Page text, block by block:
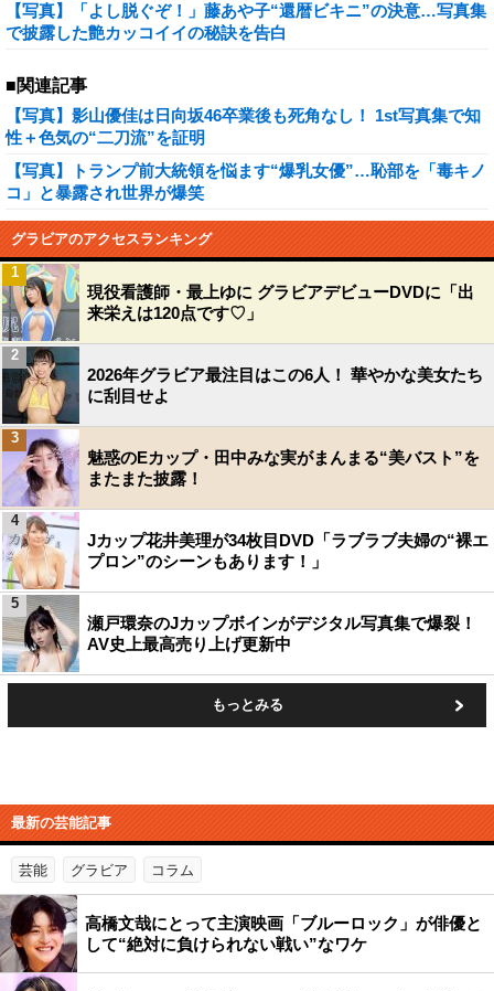
【写真】「よし脱ぐぞ！」藤あや子“還暦ビキニ”の決意…写真集
で披露した艶カッコイイの秘訣を告白
■関連記事
【写真】影山優佳は日向坂46卒業後も死角なし！ 1st写真集で知
性＋色気の“二刀流”を証明
【写真】トランプ前大統領を悩ます“爆乳女優”…恥部を「毒キノ
コ」と暴露され世界が爆笑
グラビアのアクセスランキング
現役看護師・最上ゆに グラビアデビューDVDに「出
来栄えは120点です♡」
1
2026年グラビア最注目はこの6人！ 華やかな美女たち
に刮目せよ
2
魅惑のEカップ・田中みな実がまんまる“美バスト”を
またまた披露！
3
Jカップ花井美理が34枚目DVD「ラブラブ夫婦の“裸エ
プロン”のシーンもあります！」
4
瀬戸環奈のJカップボインがデジタル写真集で爆裂！
AV史上最高売り上げ更新中
5
もっとみる
最新の芸能記事
芸能 グラビア コラム
高橋文哉にとって主演映画「ブルーロック」が俳優と
して“絶対に負けられない戦い”なワケ